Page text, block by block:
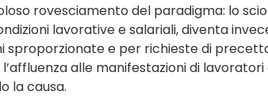
rovesciamento del paradigma: lo
lavorative e salariali, diventa
sproporzionate e per richieste di
alle manifestazioni di
la causa.